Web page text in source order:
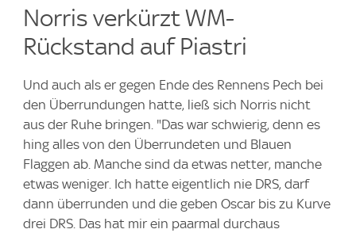
Norris verkürzt WM-
Rückstand auf Piastri
Und auch als er gegen Ende des Rennens Pech bei
den Überrundungen hatte, ließ sich Norris nicht
aus der Ruhe bringen. "Das war schwierig, denn es
hing alles von den Überrundeten und Blauen
Flaggen ab. Manche sind da etwas netter, manche
etwas weniger. Ich hatte eigentlich nie DRS, darf
dann überrunden und die geben Oscar bis zu Kurve
drei DRS. Das hat mir ein paarmal durchaus